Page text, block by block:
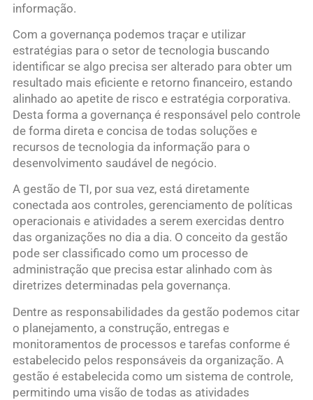
informação.
Com a governança podemos traçar e utilizar
estratégias para o setor de tecnologia buscando
identificar se algo precisa ser alterado para obter um
resultado mais eficiente e retorno financeiro, estando
alinhado ao apetite de risco e estratégia corporativa.
Desta forma a governança é responsável pelo controle
de forma direta e concisa de todas soluções e
recursos de tecnologia da informação para o
desenvolvimento saudável de negócio.
A gestão de TI, por sua vez, está diretamente
conectada aos controles, gerenciamento de políticas
operacionais e atividades a serem exercidas dentro
das organizações no dia a dia. O conceito da gestão
pode ser classificado como um processo de
administração que precisa estar alinhado com às
diretrizes determinadas pela governança.
Dentre as responsabilidades da gestão podemos citar
o planejamento, a construção, entregas e
monitoramentos de processos e tarefas conforme é
estabelecido pelos responsáveis da organização. A
gestão é estabelecida como um sistema de controle,
permitindo uma visão de todas as atividades